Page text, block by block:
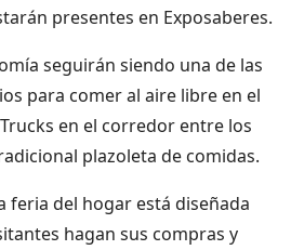
presentes en Exposaberes.
seguirán siendo una de las
para comer al aire libre en el
en el corredor entre los
plazoleta de comidas.
feria del hogar está diseñada
hagan sus compras y